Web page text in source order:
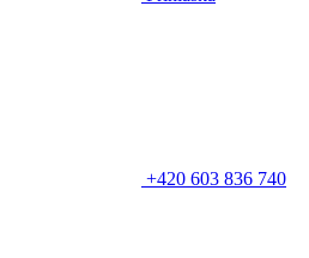
+420 603 836 740